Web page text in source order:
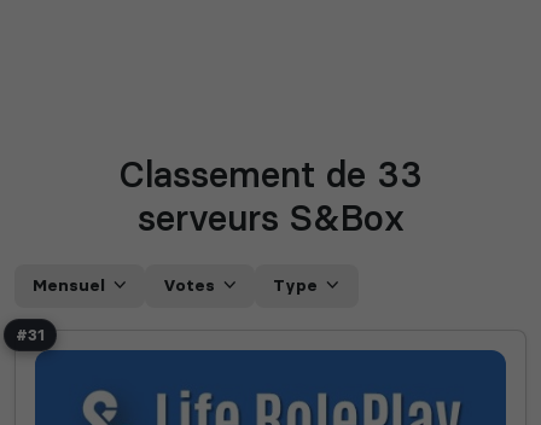
Classement de 33
serveurs S&Box
Mensuel Votes Type
#31